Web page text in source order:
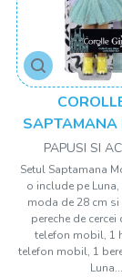
SAPTAMANA
MILANO
PAPUSI SI
Setul Saptamana
o include pe
moda de 28 cm si
pereche de
telefon mobil, 1
telefon mobil, 1
Luna...